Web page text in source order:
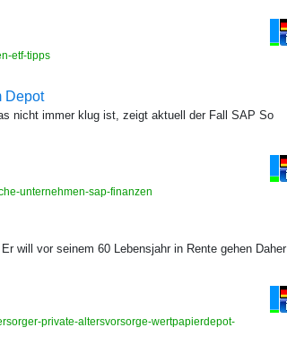
etf-tipps
Depot
nicht immer klug ist, zeigt aktuell der Fall SAP So
unternehmen-sap-finanzen
will vor seinem 60 Lebensjahr in Rente gehen Daher
private-altersvorsorge-wertpapierdepot-